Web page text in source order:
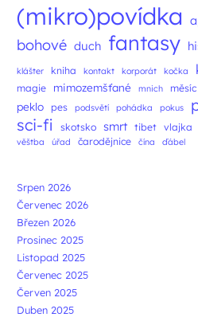
(mikro)povídka
bohové duch fantasy
klášter kniha kontakt korporát kočka
magie
mimozemšťané mnich měsíc
peklo pes podsvětí pohádka pokus
sci-fi skotsko smrt tibet vlajka
věštba úřad čarodějnice čína ďábel
Srpen 2026
Červenec 2026
Březen 2026
Prosinec 2025
Listopad 2025
Červenec 2025
Červen 2025
Duben 2025